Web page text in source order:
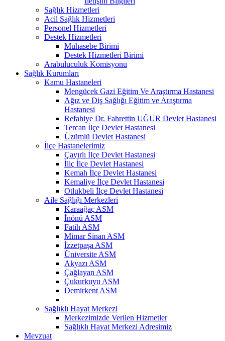
Sağlık Hizmetleri
Acil Sağlık Hizmetleri
Personel Hizmetleri
Destek Hizmetleri
Muhasebe Birimi
Destek Hizmetleri Birimi
Arabuluculuk Komisyonu
Sağlık Kurumları
Kamu Hastaneleri
Mengücek Gazi Eğitim Ve Araştırma Hastanesi
Ağız ve Diş Sağlığı Eğitim ve Araştırma
Hastanesi
Refahiye Dr. Fahrettin UĞUR Devlet Hastanesi
Tercan İlçe Devlet Hastanesi
Üzümlü Devlet Hastanesi
İlçe Hastanelerimiz
Çayırlı İlçe Devlet Hastanesi
İliç İlçe Devlet Hastanesi
Kemah İlçe Devlet Hastanesi
Kemaliye İlçe Devlet Hastanesi
Otlukbeli İlçe Devlet Hastanesi
Aile Sağlığı Merkezleri
Karaağaç ASM
İnönü ASM
Fatih ASM
Mimar Sinan ASM
İzzetpaşa ASM
Üniversite ASM
Akyazı ASM
Çağlayan ASM
Çukurkuyu ASM
Demirkent ASM
Sağlıklı Hayat Merkezi
Merkezimizde Verilen Hizmetler
Sağlıklı Hayat Merkezi Adresimiz
Mevzuat